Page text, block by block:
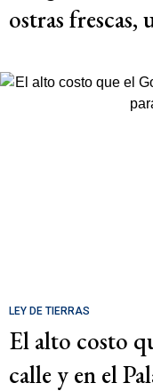
ostras
LEY DE TIERRAS
El alto costo
calle y en el